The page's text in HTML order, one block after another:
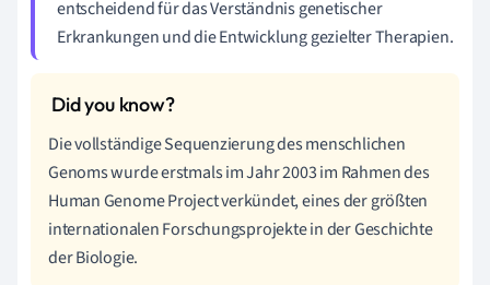
entscheidend für das Verständnis genetischer
Erkrankungen und die Entwicklung gezielter Therapien.
Die vollständige Sequenzierung des menschlichen
Genoms wurde erstmals im Jahr 2003 im Rahmen des
Human Genome Project verkündet, eines der größten
internationalen Forschungsprojekte in der Geschichte
der Biologie.